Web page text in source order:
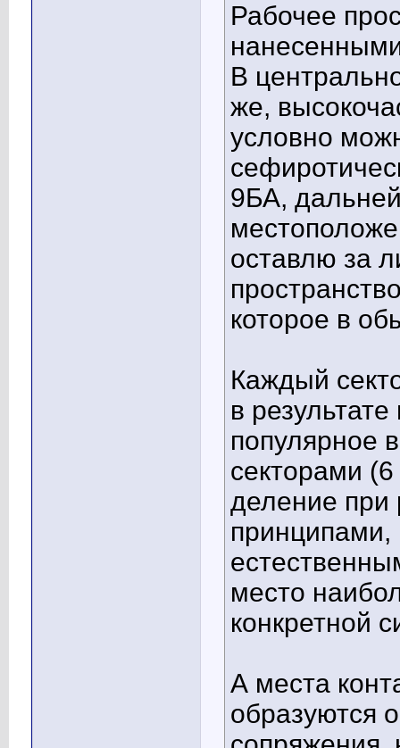
Рабочее
В
же,
условно
9БА,
оставлю за
которое в
Каждый
в
популярное
секторами
деление при
принципами,
место
А места
образуются